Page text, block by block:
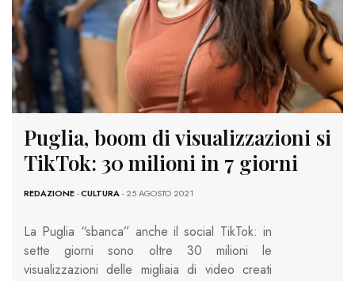
Puglia, boom di visualizzazioni si
TikTok: 30 milioni in 7 giorni
REDAZIONE-CULTURA- 25 AGOSTO 2021
La Puglia “sbanca” anche il social TikTok: in
sette giorni sono oltre 30 milioni le
visualizzazioni delle migliaia di video creati